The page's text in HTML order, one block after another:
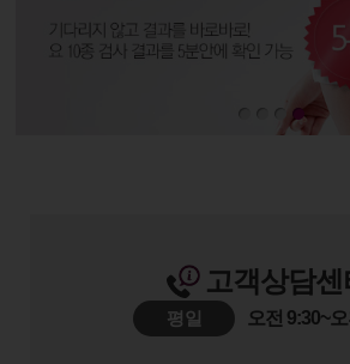
고객상담센
평일 오전 9:30~